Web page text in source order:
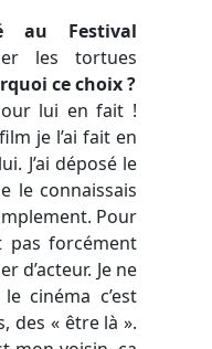
au Festival
les tortues
ce choix ?
lui en fait !
je l’ai fait en
J’ai déposé le
le connaissais
Pour
pas forcément
d’acteur. Je ne
cinéma c’est
des « être là ».